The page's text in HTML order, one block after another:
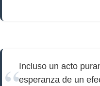
Incluso un acto
esperanza de un